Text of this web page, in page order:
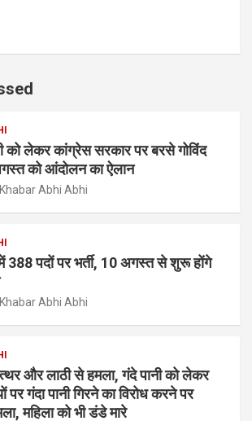
को लेकर कांग्रेस सरकार पर बरसे गोविंद
को आंदोलन का ऐलान
Khabar Abhi Abhi
में 388 पदों पर भर्ती, 10 अगस्त से शुरू होंगे
Khabar Abhi Abhi
और लाठी से हमला, गंदे पानी को लेकर
पर गंदा पानी गिरने का विरोध करने पर
महिला को भी डंडे मारे